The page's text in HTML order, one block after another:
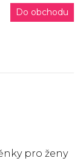
Do obchodu
pro ženy